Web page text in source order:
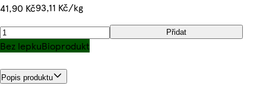
41,90 Kč93,11 Kč/kg
Přidat
Bez lepkuBioprodukt
Popis produktu